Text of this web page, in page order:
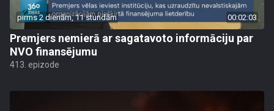
pirms 2 dienām, 11 stundām 00:02:03
Premjers nemierā ar sagatavoto informāciju par
NVO finansējumu
413. epizode